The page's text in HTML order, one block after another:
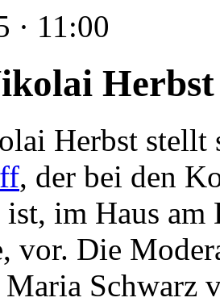
· 11:00
Herbst stellt
, der bei den
ist, im Haus
vor. Die
Schwarz